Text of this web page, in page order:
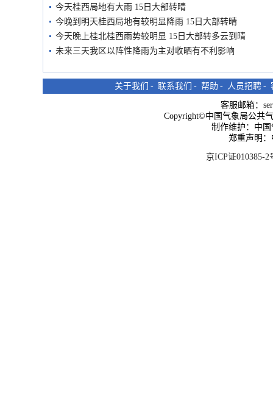
今天桂西局地有大雨 15日大部转晴
今晚到明天桂西局地有较明显降雨 15日大部转晴
今天晚上桂北桂西雨势较明显 15日大部转多云到晴
未来三天我区以阵性降雨为主对收晒有不利影响
关于我们 - 联系我们 - 帮助 - 人员招聘 -
客服邮箱：
Copyright©中国气象局公共
制作维护：中
郑重声明
京ICP证010385-2